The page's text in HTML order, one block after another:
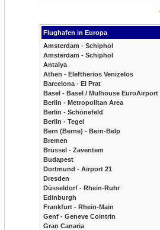
Flughafen in Europa
Amsterdam - Schiphol
Amsterdam - Schiphol
Antalya
Athen - Eleftherios Venizelos
Barcelona - El Prat
Basel - Basel / Mulhouse EuroAirport
Berlin - Metropolitan Area
Berlin - Schönefeld
Berlin - Tegel
Bern (Berne) - Bern-Belp
Bremen
Brüssel - Zaventem
Budapest
Dortmund - Airport 21
Dresden
Düsseldorf - Rhein-Ruhr
Edinburgh
Frankfurt - Rhein-Main
Genf - Geneve Cointrin
Gran Canaria